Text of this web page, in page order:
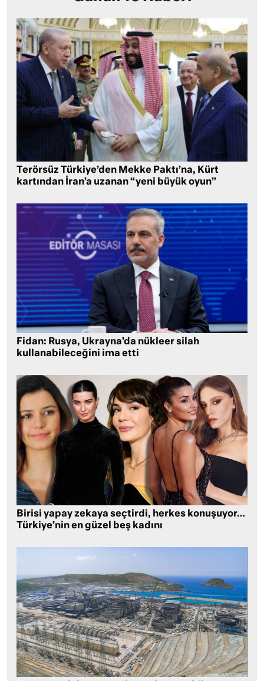
Terörsüz Türkiye’den Mekke Paktı’na, Kürt
kartından İran’a uzanan “yeni büyük oyun”
Fidan: Rusya, Ukrayna’da nükleer silah
kullanabileceğini ima etti
Birisi yapay zekaya seçtirdi, herkes konuşuyor…
Türkiye’nin en güzel beş kadını